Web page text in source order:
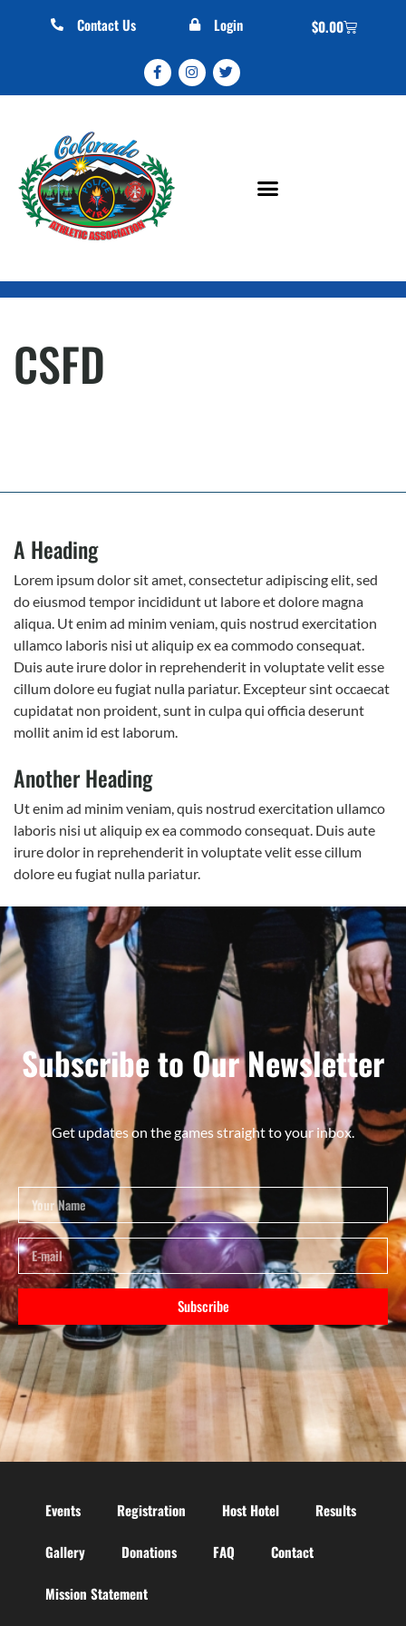
Contact Us Login $0.00
CSFD
A Heading
Lorem ipsum dolor sit amet, consectetur adipiscing elit, sed
do eiusmod tempor incididunt ut labore et dolore magna
aliqua. Ut enim ad minim veniam, quis nostrud exercitation
ullamco laboris nisi ut aliquip ex ea commodo consequat.
Duis aute irure dolor in reprehenderit in voluptate velit esse
cillum dolore eu fugiat nulla pariatur. Excepteur sint occaecat
cupidatat non proident, sunt in culpa qui officia deserunt
mollit anim id est laborum.
Another Heading
Ut enim ad minim veniam, quis nostrud exercitation ullamco
laboris nisi ut aliquip ex ea commodo consequat. Duis aute
irure dolor in reprehenderit in voluptate velit esse cillum
dolore eu fugiat nulla pariatur.
Subscribe to Our Newsletter
Get updates on the games straight to your inbox.
Subscribe
Events Registration Host Hotel Results
Gallery Donations FAQ Contact
Mission Statement